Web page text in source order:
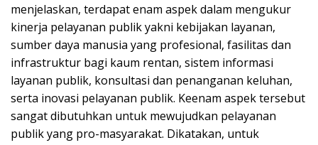
menjelaskan, terdapat enam aspek dalam mengukur
kinerja pelayanan publik yakni kebijakan layanan,
sumber daya manusia yang profesional, fasilitas dan
infrastruktur bagi kaum rentan, sistem informasi
layanan publik, konsultasi dan penanganan keluhan,
serta inovasi pelayanan publik. Keenam aspek tersebut
sangat dibutuhkan untuk mewujudkan pelayanan
publik yang pro-masyarakat. Dikatakan, untuk